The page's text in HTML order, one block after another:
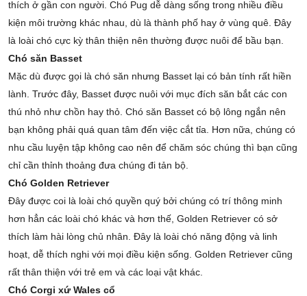
thích ở gần con người. Chó Pug dễ dàng sống trong nhiều điều
kiện môi trường khác nhau, dù là thành phố hay ở vùng quê. Đây
là loài chó cực kỳ thân thiện nên thường được nuôi để bầu bạn.
Chó săn Basset
Mặc dù được gọi là chó săn nhưng Basset lại có bản tính rất hiền
lành. Trước đây, Basset được nuôi với mục đích săn bắt các con
thú nhỏ như chồn hay thỏ. Chó săn Basset có bộ lông ngắn nên
bạn không phải quá quan tâm đến việc cắt tỉa. Hơn nữa, chúng có
nhu cầu luyện tập không cao nên để chăm sóc chúng thì bạn cũng
chỉ cần thỉnh thoảng đưa chúng đi tản bộ.
Chó Golden Retriever
Đây được coi là loài chó quyền quý bởi chúng có trí thông minh
hơn hẳn các loài chó khác và hơn thế, Golden Retriever có sở
thích làm hài lòng chủ nhân. Đây là loài chó năng động và linh
hoạt, dễ thích nghi với mọi điều kiện sống. Golden Retriever cũng
rất thân thiện với trẻ em và các loại vật khác.
Chó Corgi xứ Wales cổ